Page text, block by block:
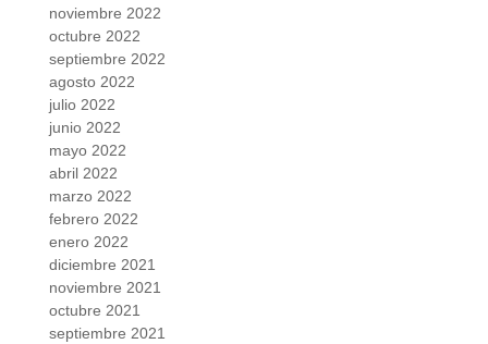
noviembre 2022
octubre 2022
septiembre 2022
agosto 2022
julio 2022
junio 2022
mayo 2022
abril 2022
marzo 2022
febrero 2022
enero 2022
diciembre 2021
noviembre 2021
octubre 2021
septiembre 2021